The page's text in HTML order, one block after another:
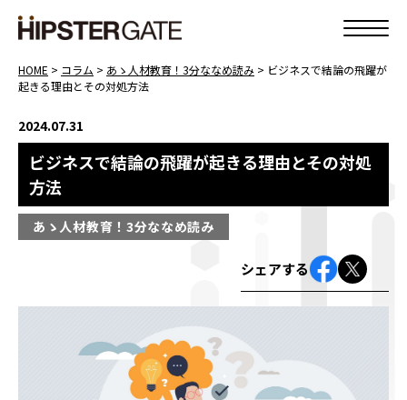
HOME > コラム > あゝ人材教育！3分ななめ読み > ビジネスで結論の飛躍が
起きる理由とその対処方法
2024.07.31
ビジネスで結論の飛躍が起きる理由とその対処
方法
あゝ人材教育！3分ななめ読み
シェアする